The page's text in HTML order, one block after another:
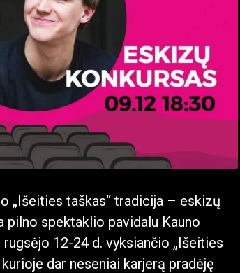
„Išeities taškas“ tradicija – eskizų
pilno spektaklio pavidalu Kauno
12-24 d. vyksiančio „Išeities
dar neseniai karjerą pradėję